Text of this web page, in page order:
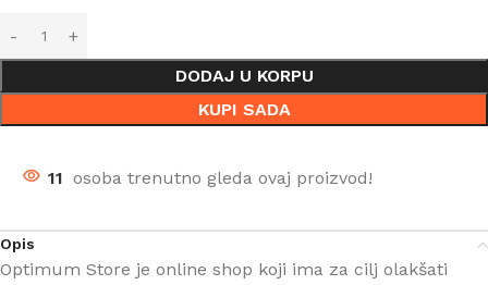
DODAJ U KORPU
KUPI SADA
11 osoba trenutno gleda ovaj proizvod!
Opis
Optimum Store je online shop koji ima za cilj olakšati